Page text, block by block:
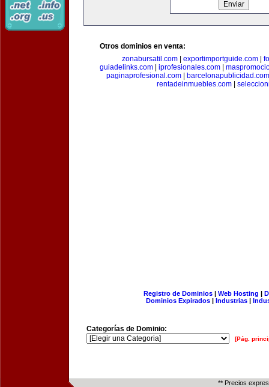
Otros dominios en venta:
zonabursatil.com
exportimportguide.com
guiadelinks.com
iprofesionales.com
paginaprofesional.com|
barcelonapublicidad.com
rentadeinmuebles.com|
Registro de Dominios| Web Hosting |
Dominios Expirados | Industrias |
Categorías de Dominio:
[Pág.
** Precios